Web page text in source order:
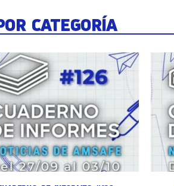
CATEGORÍA